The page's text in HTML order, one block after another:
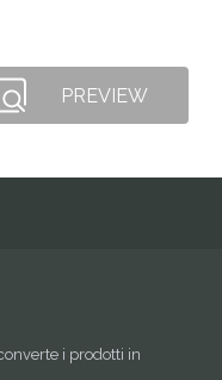
PREVIEW
i prodotti in